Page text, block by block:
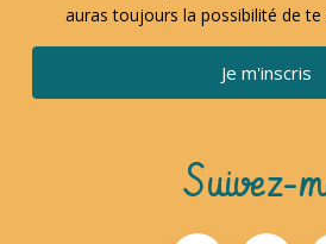
auras toujours la possibilité de te
Je m'inscris
Suivez-